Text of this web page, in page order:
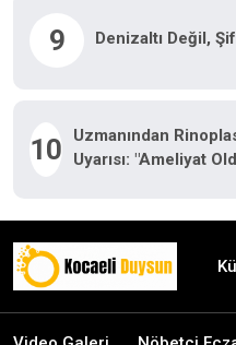
9 Denizaltı Değil,
10
Uzmanından
Uyarısı: "Ameliyat